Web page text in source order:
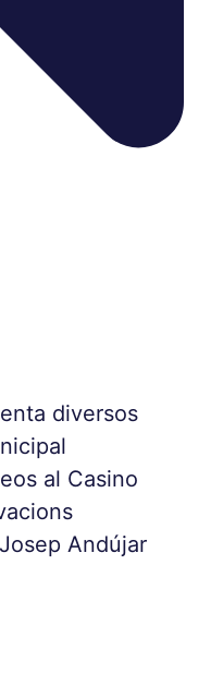
diversos
al Casino
Andújar